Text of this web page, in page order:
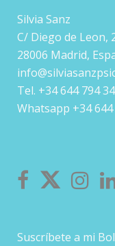
Silvia Sanz
C/ Diego de Leon,
28006 Madrid,
Tel. +34 644 794
Whatsapp +34 644
Suscríbete a mi